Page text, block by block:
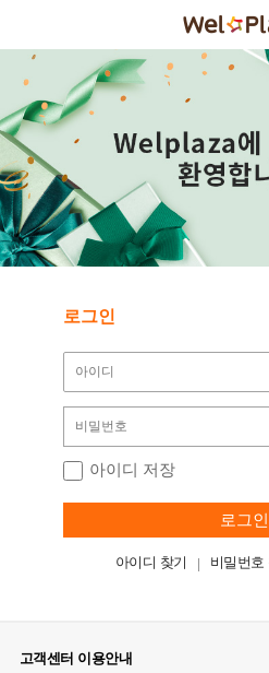
로그인
아이디 저장
로그인
아이디 찾기 비밀번호
고객센터 이용안내